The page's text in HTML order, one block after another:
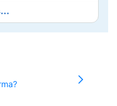
dos
ativos agem
restaurando a
o
Vegana